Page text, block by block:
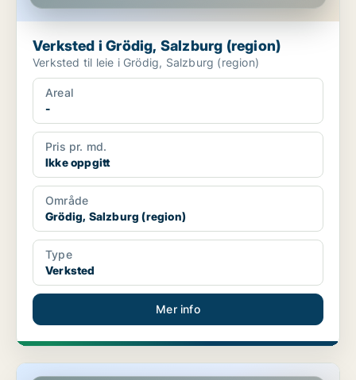
Verksted i Grödig, Salzburg (region)
Verksted til leie i Grödig, Salzburg (region)
Areal
-
Pris pr. md.
Ikke oppgitt
Område
Grödig, Salzburg (region)
Type
Verksted
Mer info
Kommersielle eiendommer i Grödig, Salzburg (region)